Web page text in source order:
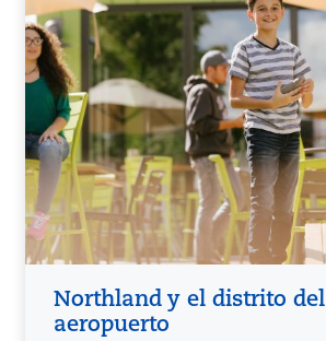
Northland y el distrito del
aeropuerto